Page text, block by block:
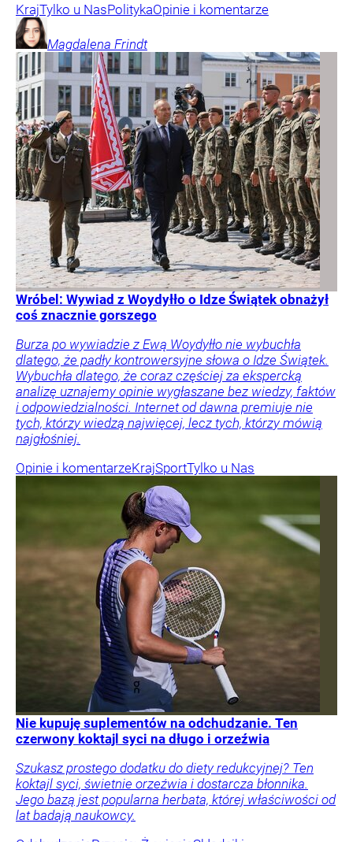
KrajTylko u NasPolitykaOpinie i komentarze
Magdalena Frindt
Wróbel: Wywiad z Woydyłło o Idze Świątek obnażył
coś znacznie gorszego
Burza po wywiadzie z Ewą Woydyłło nie wybuchła
dlatego, że padły kontrowersyjne słowa o Idze Świątek.
Wybuchła dlatego, że coraz częściej za ekspercką
analizę uznajemy opinie wygłaszane bez wiedzy, faktów
i odpowiedzialności. Internet od dawna premiuje nie
tych, którzy wiedzą najwięcej, lecz tych, którzy mówią
najgłośniej.
Opinie i komentarzeKrajSportTylko u Nas
Nie kupuję suplementów na odchudzanie. Ten
czerwony koktajl syci na długo i orzeźwia
Szukasz prostego dodatku do diety redukcyjnej? Ten
koktajl syci, świetnie orzeźwia i dostarcza błonnika.
Jego bazą jest popularna herbata, której właściwości od
lat badają naukowcy.